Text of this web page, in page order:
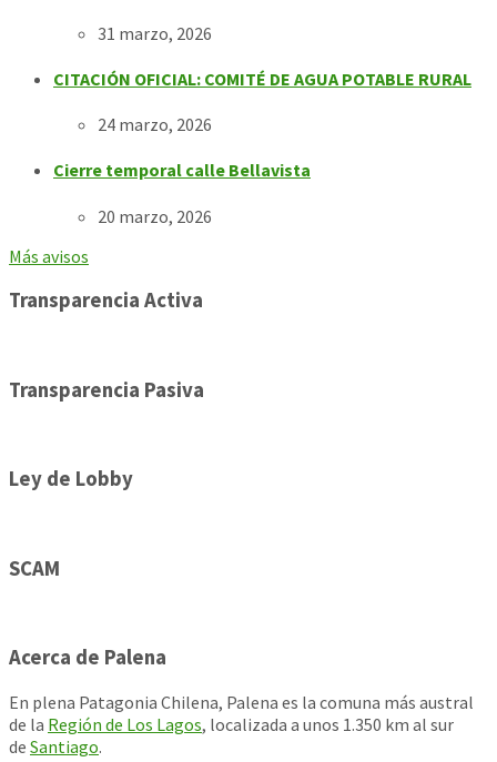
31 marzo, 2026
CITACIÓN OFICIAL: COMITÉ DE AGUA POTABLE RURAL
24 marzo, 2026
Cierre temporal calle Bellavista
20 marzo, 2026
Más avisos
Transparencia Activa
Transparencia Pasiva
Ley de Lobby
SCAM
Acerca de Palena
En plena Patagonia Chilena, Palena es la comuna más austral
de la Región de Los Lagos, localizada a unos 1.350 km al sur
de Santiago.